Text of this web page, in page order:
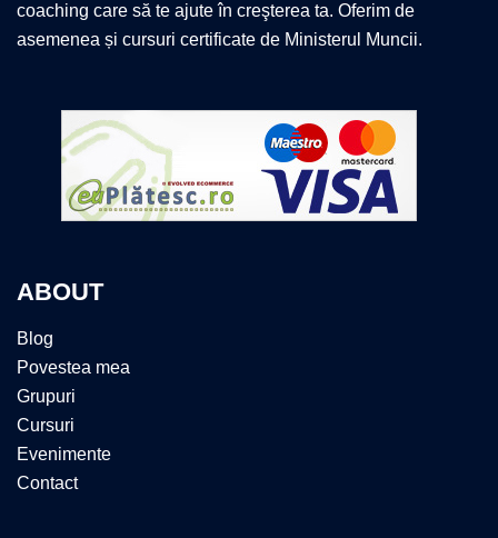
coaching care să te ajute în creşterea ta. Oferim de
asemenea și cursuri certificate de Ministerul Muncii.
ABOUT
Blog
Povestea mea
Grupuri
Cursuri
Evenimente
Contact